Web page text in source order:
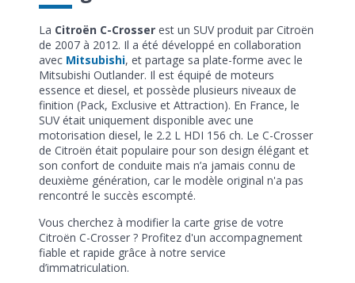
La Citroën C-Crosserest un SUV produit par Citroën
de 2007 à 2012. Il a été développé en collaboration
avec Mitsubishi, et partage sa plate-forme avec le
Mitsubishi Outlander. Il est équipé de moteurs
essence et diesel, et possède plusieurs niveaux de
finition (Pack, Exclusive et Attraction). En France, le
SUV était uniquement disponible avec une
motorisation diesel, le 2.2 L HDI 156 ch. Le C-Crosser
de Citroën était populaire pour son design élégant et
son confort de conduite mais n’a jamais connu de
deuxième génération, car le modèle original n'a pas
rencontré le succès escompté.
Vous cherchez à modifier la carte grise de votre
Citroën C-Crosser ? Profitez d'un accompagnement
fiable et rapide grâce à notre service
d’immatriculation.